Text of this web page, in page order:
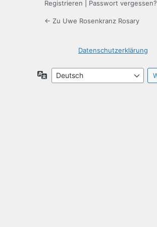
Registrieren Passwort vergessen?
← Zu Uwe Rosenkranz Rosary
Datenschutzerklärung
Sprache